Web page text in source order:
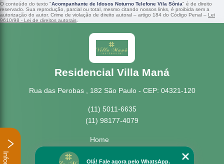
O conteúdo do texto "Acompanhante de Idosos Noturno Telefone Vila Sônia" é de direito
reservado. Sua reprodução, parcial ou total, mesmo citando nossos links, é proibida sem a
autorização do autor. Crime de violação de direito autoral – artigo 184 do Código Penal – Lei
9610/98 - Lei de direitos autorais
Residencial Villa Maná
Rua das Perobas , 182 São Paulo - CEP: 04321-120
(11) 5011-6635
(11) 98177-4079
Home
Missão
Olá! Fale agora pelo WhatsApp.